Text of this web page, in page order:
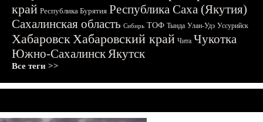
край Республика Бурятия Республика Саха (Якутия)
Сахалинская область Сибирь ТОФ Тында Улан-Удэ Уссурийск
ХабаровскХабаровский край Чита Чукотка
Южно-СахалинскЯкутск
Все теги >>